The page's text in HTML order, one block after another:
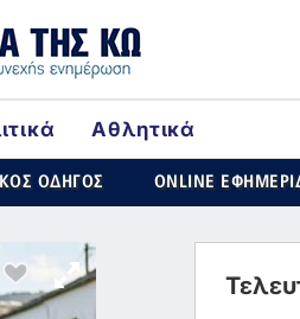
Αθλητικά
ΟΔΗΓΟΣ ONLINE